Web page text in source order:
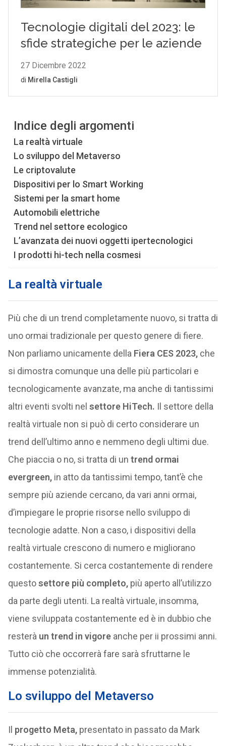
Indice degli argomenti
La realtà virtuale
Lo sviluppo del Metaverso
Le criptovalute
Dispositivi per lo Smart Working
Sistemi per la smart home
Automobili elettriche
Trend nel settore ecologico
L’avanzata dei nuovi oggetti ipertecnologici
I prodotti hi-tech nella cosmesi
La realtà virtuale
Più che di un trend completamente nuovo, si tratta di
uno ormai tradizionale per questo genere di fiere.
Non parliamo unicamente della Fiera CES 2023,che
si dimostra comunque una delle più particolari e
tecnologicamente avanzate, ma anche di tantissimi
altri eventi svolti nel settore HiTech. Il settore della
realtà virtuale non si può di certo considerare un
trend dell’ultimo anno e nemmeno degli ultimi due.
Che piaccia o no, si tratta di un trend ormai
evergreen,in atto da tantissimi tempo, tant’è che
sempre più aziende cercano, da vari anni ormai,
d’impiegare le proprie risorse nello sviluppo di
tecnologie adatte. Non a caso, i dispositivi della
realtà virtuale crescono di numero e migliorano
costantemente. Si cerca costantemente di rendere
questosettore più completo,più aperto all’utilizzo
da parte degli utenti. La realtà virtuale, insomma,
viene sviluppata costantemente ed è in dubbio che
resterà un trend in vigoreanche per ii prossimi anni.
Tutto ciò che occorrerà fare sarà sfruttarne le
immense potenzialità.
Lo sviluppo del Metaverso
Il progetto Meta,presentato in passato da Mark